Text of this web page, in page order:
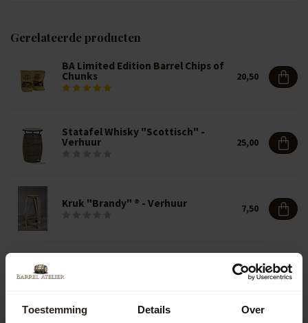
Toestemming Details Over
Gerelateerde producten
BA Limited Edition Barrel Chips of
Chunks 20,50
Statafel Whisky "Scottisch" -
Verhuur 25,00
Kruk "Brandy" ® - Verhuur 7,50
15,00